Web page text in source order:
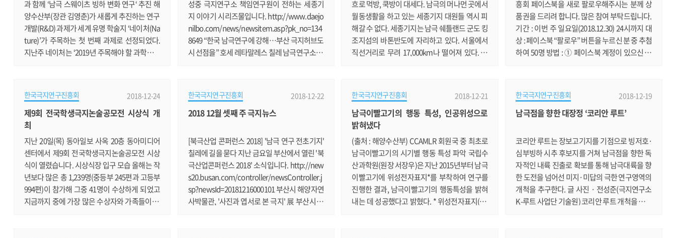
과 함께 ‘남극 스웨이츠 빙하 변화 연구‘ 추진 해
양수산부(장관 김영춘)가 새롭게 추진하는 연구
개발(R&D) 과제가 세계 유명 학술지 ‘네이처(Na
ture)’가 주목하는 첫 번째 과제로 선정되었다.
지난주 네이처는 ‘2019년 주목해야 할 과학분야
변화 연구’ 프로젝트를 1순위로 꼽았다. 서남극
에 위치한 스웨이츠 빙하(Thwaites Glacier)는
이미 붕괴가 진행되고 있으며, 되돌릴 수 없는 상
황에 도달했다고 여겨지는 빙하이다. 스웨이츠
빙하.......
성중 극지연구소 책임연구원이 전하는 세종기
지 이야기 시리즈물입니다. http://www.daejo
nilbo.com/news/newsitem.asp?pk_no=134
8649 “한국 남극연구에 강해…부산 극지허브도
시 선점을” 호세 레타말레스 칠레 남극연구소 전
23008492 [남극에 가다⑥] 장보고 기지 사람들
의 일상은? KBS 기자의 남극 취재기 시리즈입니
545228 "우주 비밀 간직한 '운석의 보고' 극지,
현장연구에 답이 있다" 제9회 전국학생극지논
술공모.......
흐로 먹방, 쿡방이 대세다. 남극의 머나먼 곳에서
월동생활을 하고 있는 세종기지 대원들 역시 피
해갈 수 없다. 세종기지는 남극 쉐틀랜드 군도 킹
조지섬의 바톤반도에 자리하고 있다. 서울에서
직선거리로 무려 17,000km나 떨어져 있다. 이
저녁 시간이 되면 다른 곳과 같으면서도 다른, 남
극에서만 맛볼 수 있는 다양한 메뉴들이 선보인
다. 이 중에 조리대원을 맡고 있는 공민규 쉐프가
“세종기지 대원들이 평소에도 좋아하고, 힘든
일을 마친 대원들.......
흥회 페이스북을 새로 팔로우해주시는 분께 상
품권을 드리려 합니다. 많은 참여 부탁드립니다.
기간 : 이번 주 일요일(2018.12.30) 24시까지 대
상 : 페이스북 “팔로우” 버튼을 누르신 분 중 추첨
하여 50명 방법 : ① 페이스북 계정이 있으신 분
이름(페이스북 닉네임)과 휴대폰번호를 적습니
다. 그러면 그 중 50분을 뽑아 상품권을 보내드리
000원권 (전국 5대 편의점과 CGV등에서 결제할
수 있는 편리한 상품.......
한국극지연구진흥회 2018-12-24
제9회 전국학생극지논술공모전 시상식 개
최
지난 20일(목) 동아일보 사옥 20층 동아미디어
센터에서 제9회 전국학생극지논술공모전 시상
식이 열렸습니다. 시상식장 입구 모습 올해는 작
년보다 많은 총 1,239명(중등부 245편과 고등부
994편)이 참가해 그중 41명이 수상하게 되었고
지금까지 중에 가장 많은 수상자와 가족들이 참
한국극지연구진흥회 2018-12-22
2018 12월 셋째 주 극지뉴스
[북극산업 콘퍼런스 2018] '남극 연구 전초기지'
칠레에 길을 묻다 지난 금요일 부산에서 열린 '북
극산업콘퍼런스 2018' 소식입니다. http://new
s20.busan.com/controller/newsController.j
sp?newsId=20181216000101 부산시 해양자연
사박물관, '사진과 엽서로 본 극지' 展 부산시 해
한국극지연구진흥회 2018-12-21
남극이빨고기의 행동 특성, 인공위성으로
밝혀냈다
(출처 : 해양수산부) CCAMLR 회원국 중 최초로
남극이빨고기의 시기별 행동 특성 파악 국립수
산과학원(원장 서장우)은 지난 2015년부터 남극
이빨고기에 위성전자표지*를 부착하여 연구를
진행한 결과, 남극이빨고기의 행동특성을 밝혀
내는 데 성공했다고 밝혔다. * 위성전자표지(Po
한국극지연구진흥회 2018-12-19
남극점을 향한 대장정 ‘코리안 루트’
코리안 루트는 장보고기지를 기점으로 빙저호·
심부빙하 시추 후보지를 거쳐 남극점을 향한 독
자적인 내륙 진출로 확보를 통해 남극대륙을 향
한 도전을 넘어선 미지·미답의 극한 연구영역의
개척을 추구한다. 글 사진 · 전성준(극지연구소
K-루트 사업단 기술원) 코리안 루트 개척을 위해